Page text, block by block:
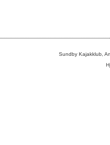
Sundby Kajakklub,